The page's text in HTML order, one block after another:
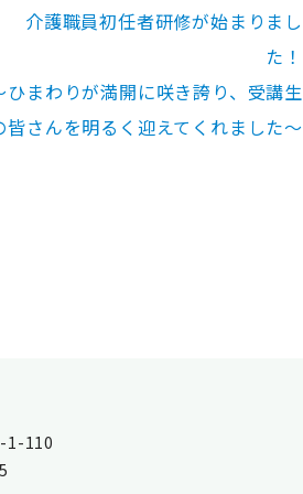
介護職員初任者研修が始まりまし
た！
ひまわりが満開に咲き誇り、受講生
皆さんを明るく迎えてくれました～
1-110